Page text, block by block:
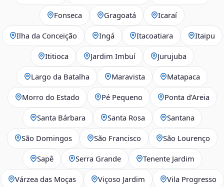
Fonseca Gragoatá Icaraí
Ilha da Conceição Ingá Itacoatiara Itaipu
Ititioca Jardim Imbuí Jurujuba
Largo da Batalha Maravista Matapaca
Morro do Estado Pé Pequeno Ponta d’Areia
Santa Bárbara Santa Rosa Santana
São Domingos São Francisco São Lourenço
Sapê Serra Grande Tenente Jardim
Várzea das Moças Viçoso Jardim Vila Progresso